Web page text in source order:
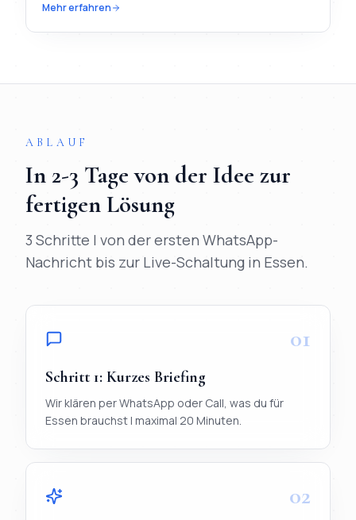
Mehr erfahren
ABLAUF
In 2-3 Tagevon der Idee zur
fertigen Lösung
3 Schritte | von der ersten WhatsApp-
Nachricht bis zur Live-Schaltung in Essen.
01
Schritt 1: Kurzes Briefing
Wir klären per WhatsApp oder Call, was du für
Essen brauchst | maximal 20 Minuten.
02